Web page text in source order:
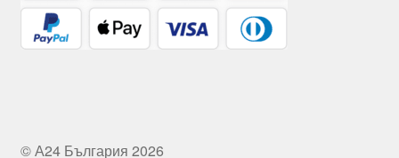
© А24 България 2026